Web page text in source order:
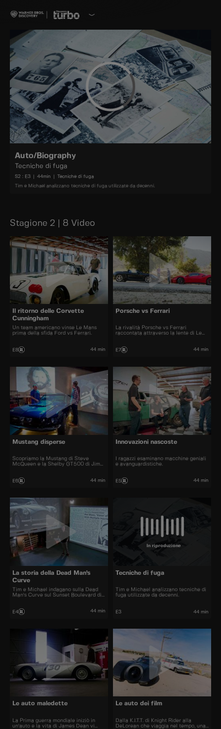
Auto/Biography
Tecniche di fuga
S2 : E3 44min Tecniche di fuga
Tim e Michael analizzano tecniche di fuga utilizzate da decenni.
Stagione 2 | 8 Video
Il ritorno delle Corvette
Cunningham
Un team americano vinse Le Mans
prima della sfida Ford vs Ferrari.
E8 44 min
Porsche vs Ferrari
La rivalità Porsche vs Ferrari
raccontata attraverso la lente di Le
E7 44 min
Mustang disperse
Scopriamo la Mustang di Steve
McQueen e la Shelby GT500 di Jim
E6 44 min
Innovazioni nascoste
I ragazzi esaminano macchine geniali
e avanguardistiche.
E5 44 min
La storia della Dead Man's
Curve
Tim e Michael indagano sulla Dead
Man's Curve sul Sunset Boulevard di
E4 44 min
In riproduzione
Tecniche di fuga
Tim e Michael analizzano tecniche di
fuga utilizzate da decenni.
E3 44 min
Le auto maledette
La Prima guerra mondiale iniziò in
un'auto e la vita di James Dean vi
Le auto dei film
Dalla K.I.T.T. di Knight Rider alla
DeLorean che viaggia nel tempo, una